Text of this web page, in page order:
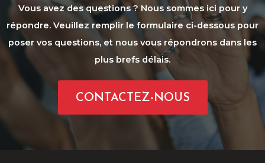
Vous avez des questions ? Nous sommes ici pour y
répondre. Veuillez remplir le formulaire ci-dessous pour
poser vos questions, et nous vous répondrons dans les
plus brefs délais.
CONTACTEZ-NOUS